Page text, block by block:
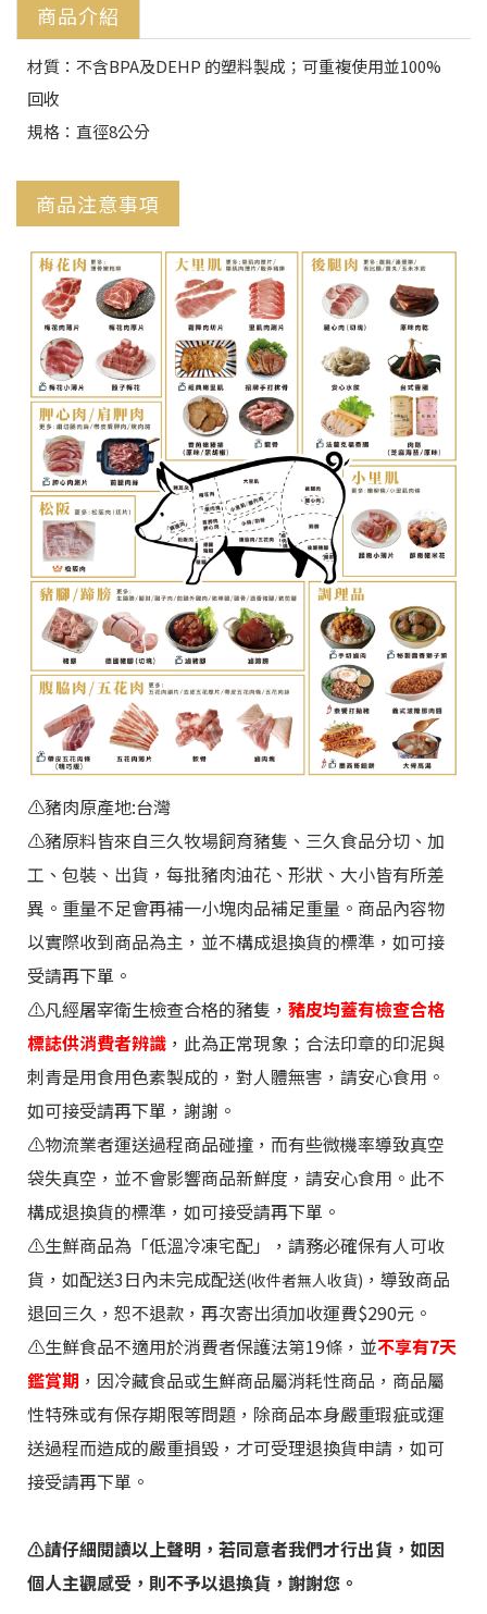
商品介紹
材質：不含BPA及DEHP 的塑料製成；可重複使用並100%
回收
規格：直徑8公分
商品注意事項
⚠️豬肉原產地:台灣
⚠️豬原料皆來自三久牧場飼育豬隻、三久食品分切、加
工、包裝、出貨，每批豬肉油花、形狀、大小皆有所差
異。重量不足會再補一小塊肉品補足重量。商品內容物
以實際收到商品為主，並不構成退換貨的標準，如可接
受請再下單。
⚠️凡經屠宰衛生檢查合格的豬隻， 豬皮均蓋有檢查合格
標誌供消費者辨識 ，此為正常現象；合法印章的印泥與
刺青是用食用色素製成的，對人體無害，請安心食用。
如可接受請再下單 ，謝謝。
⚠️物流業者運送過程商品碰撞，而有些微機率導致真空
袋失真空，並不會影響商品新鮮度，請安心食用。此不
構成退換貨的標準，如可接受請再下單。
⚠️生鮮商品為「低溫冷凍宅配」，請務必確保有人可收
貨，如配送3日內未完成配送(收件者無人收貨) ，導致商品
退回三久，恕不退款，再次寄出須加收運費$290元。
⚠️生鮮食品不適用於消費者保護法第19條，並不享有7天
鑑賞期 ，因冷藏食品或生鮮商品屬消耗性商品，商品屬
性特殊或有保存期限等問題，除商品本身嚴重瑕疵或運
送過程而造成的嚴重損毀，才可受理退換貨申請，如可
接受請再下單。
⚠️請仔細閱讀以上聲明，若同意者我們才行出貨，如因
個人主觀感受，則不予以退換貨，謝謝您。